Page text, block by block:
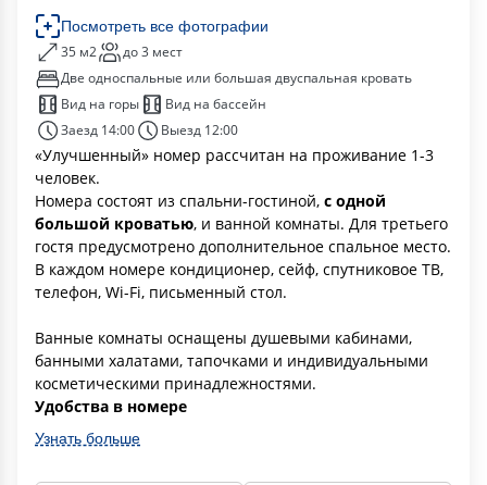
Посмотреть все фотографии
35 м2
до 3 мест
Две односпальные или большая двуспальная кровать
Вид на горы
Вид на бассейн
Заезд 14:00
Выезд 12:00
«Улучшенный» номер рассчитан на проживание 1-3
человек.
Номера состоят из спальни-гостиной, с одной
большой кроватью, и ванной комнаты. Для третьего
гостя предусмотрено дополнительное спальное место.
В каждом номере кондиционер, сейф, спутниковое ТВ,
телефон, Wi-Fi, письменный стол.
Ванные комнаты оснащены душевыми кабинами,
банными халатами, тапочками и индивидуальными
косметическими принадлежностями.
Удобства в номере
Узнать больше